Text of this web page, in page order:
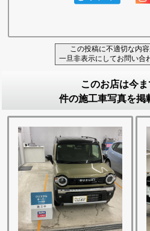
この投稿に不適切な内容
一旦非表示にしてお問い合
このお店は今ま
件の施工車写真を掲